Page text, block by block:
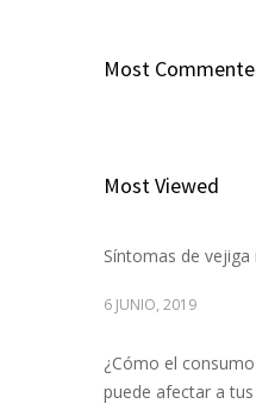
Most
Most Viewed
Síntomas de
6 JUNIO, 2019
¿Cómo el
puede afectar a